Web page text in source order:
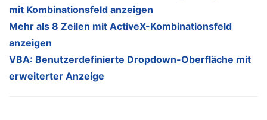
mit Kombinationsfeld anzeigen
Mehr als 8 Zeilen mit ActiveX-Kombinationsfeld
anzeigen
VBA: Benutzerdefinierte Dropdown-Oberfläche mit
erweiterter Anzeige